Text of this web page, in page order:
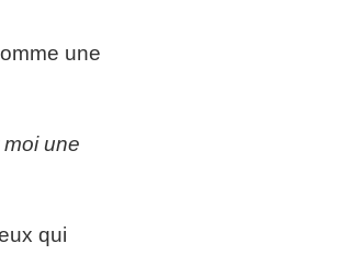
une
une
qui